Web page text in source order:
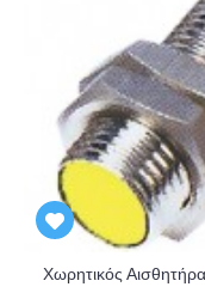
Χωρητικός